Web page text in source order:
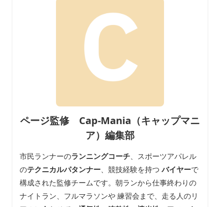
ページ監修 Cap-Mania（キャップマニ
ア）編集部
市民ランナーのランニングコーチ 、スポーツアパレル
のテクニカルパタンナー 、競技経験を持つ バイヤーで
構成された監修チームです。朝ランから仕事終わりの
ナイトラン、フルマラソンや 練習会まで、走る人のリ